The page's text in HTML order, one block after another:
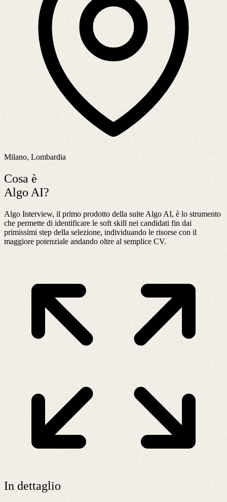
Milano, Lombardia
Cosa è
Algo AI?
Algo Interview, il primo prodotto della suite Algo AI, è lo strumento
che permette di identificare le soft skill nei candidati fin dai
primissimi step della selezione, individuando le risorse con il
maggiore potenziale andando oltre al semplice CV.
In dettaglio